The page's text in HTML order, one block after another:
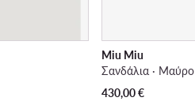
Miu Miu
Σανδάλια · Μαύρο
430,00€